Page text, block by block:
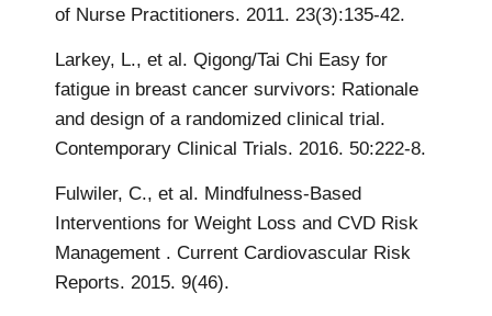
of Nurse Practitioners. 2011. 23(3):135-42.
Larkey, L., et al. Qigong/Tai Chi Easy for
fatigue in breast cancer survivors: Rationale
and design of a randomized clinical trial.
Contemporary Clinical Trials. 2016. 50:222-8.
Fulwiler, C., et al. Mindfulness-Based
Interventions for Weight Loss and CVD Risk
Management . Current Cardiovascular Risk
Reports. 2015. 9(46).